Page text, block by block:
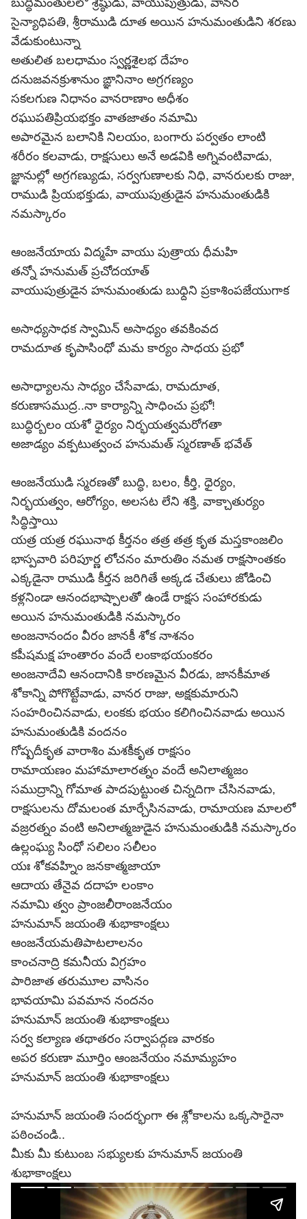
బుద్ధిమంతులలో శ్రేష్ఠుడు, వాయుపుత్రుడు, వానర
సైన్యాధిపతి, శ్రీరాముడి దూత అయిన హనుమంతుడిని శరణు
వేడుకుంటున్నా
అతులిత బలధామం స్వర్ణశైలభ దేహం
దనుజవనక్రుశానుం ఙ్ఞానినాం అగ్రగణ్యం
సకలగుణ నిధానం వానరాణాం అధీశం
రఘుపతిప్రియభక్తం వాతజాతం నమామి
అపారమైన బలానికి నిలయం, బంగారు పర్వతం లాంటి
శరీరం కలవాడు, రాక్షసులు అనే అడవికి అగ్నివంటివాడు,
జ్ఞానుల్లో అగ్రగణ్యుడు, సర్వగుణాలకు నిధి, వానరులకు రాజు,
రాముడి ప్రియభక్తుడు, వాయుపుత్రుడైన హనుమంతుడికి
నమస్కారం
ఆంజనేయాయ విద్మహే వాయు పుత్రాయ ధీమహి
తన్నో హనుమత్ ప్రచోదయాత్
వాయుపుత్రుడైన హనుమంతుడు బుధ్దిని ప్రకాశింపజేయుగాక
అసాధ్యసాధక స్వామిన్ అసాధ్యం తవకింవద
రామదూత కృపాసింధో మమ కార్యం సాధయ ప్రభో
అసాధ్యాలను సాధ్యం చేసేవాడు, రామదూత,
కరుణాసముద్ర..నా కార్యాన్ని సాధించు ప్రభో!
బుద్ధిర్బలం యశో ధైర్యం నిర్భయత్వమరోగతా
అజాడ్యం వక్పటుత్వంచ హనుమత్ స్మరణాత్ భవేత్
ఆంజనేయుడి స్మరణతో బుద్ధి, బలం, కీర్తి, ధైర్యం,
నిర్భయత్వం, ఆరోగ్యం, అలసట లేని శక్తి, వాక్చాతుర్యం
సిద్ధిస్తాయి
యత్ర యత్ర రఘునాథ కీర్తనం తత్ర తత్ర కృత మస్తకాంజలిం
భాస్పవారి పరిపూర్ణ లోచనం మారుతిం నమత రాక్షసాంతకం
ఎక్కడైనా రాముడి కీర్తన జరిగితే అక్కడ చేతులు జోడించి
కళ్లనిండా ఆనందభాష్పాలతో ఉండే రాక్షస సంహారకుడు
అయిన హనుమంతుడికి నమస్కారం
అంజనానందం వీరం జానకీ శోక నాశనం
కపీషమక్ష హంతారం వందే లంకాభయంకరం
అంజనాదేవి ఆనందానికి కారణమైన వీరడు, జానకీమాత
శోకాన్ని పోగొట్టేవాడు, వానర రాజు, అక్షకుమారుని
సంహరించినవాడు, లంకకు భయం కలిగించినవాడు అయిన
హనుమంతుడికి వందనం
గోష్పదీకృత వారాశిం మశకీకృత రాక్షసం
రామాయణం మహామాలారత్నం వందే అనిలాత్మజం
సముద్రాన్ని గోమాత పాదపుట్టుంత చిన్నదిగా చేసినవాడు,
రాక్షసులను దోమలంత మార్చేసినవాడు, రామాయణ మాలలో
వజ్రరత్నం వంటి అనిలాత్మజుడైన హనుమంతుడికి నమస్కారం
ఉల్లంఘ్య సింధో సలిలం సలీలం
యః శోకవహ్నిం జనకాత్మజాయా
ఆదాయ తేనైవ దదాహ లంకాం
నమామి త్వం ప్రాంజలీరాంజనేయం
హనుమాన్ జయంతి శుభాకాంక్షలు
ఆంజనేయమతిపాటలాలనం
కాంచనాద్రి కమనీయ విగ్రహం
పారిజాత తరుమూల వాసినం
భావయామి పవమాన నందనం
హనుమాన్ జయంతి శుభాకాంక్షలు
సర్వ కల్యాణ తథాతరం సర్వాపద్గణ వారకం
అపర కరుణా మూర్తిం ఆంజనేయం నమామ్యహం
హనుమాన్ జయంతి శుభాకాంక్షలు
హనుమాన్ జయంతి సందర్భంగా ఈ శ్లోకాలను ఒక్కసారైనా
పఠించండి..
మీకు మీ కుటుంబ సభ్యులకు హనుమాన్ జయంతి
శుభాకాంక్షలు